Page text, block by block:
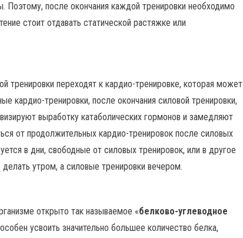
Поэтому, после окончания каждой тренировки необходимо
стоит отдавать статической растяжке или
тренировки переходят к кардио-тренировке, которая может
кардио-тренировки, после окончания силовой тренировки,
выработку катаболических гормонов и замедляют
от продолжительных кардио-тренировок после силовых
в дни, свободные от силовых тренировок, или в другое
утром, а силовые тренировки вечером.
открыто так называемое «белково-углеводное
усвоить значительно большее количество белка,